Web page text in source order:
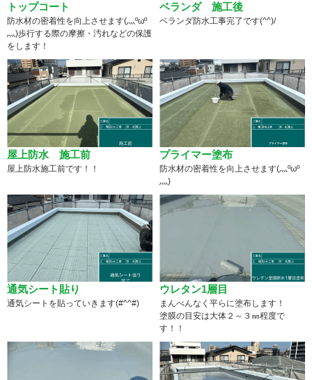
トップコート
防水材の密着性を向上させます(灬ºωº
灬)歩行する際の摩擦・汚れなどの保護
をします！
ベランダ 施工後
ベランダ防水工事完了です(^^)/
屋上防水 施工前
屋上防水施工前です！！
プライマー塗布
防水材の密着性を向上させます(灬ºωº
灬)
通気シート貼り
通気シートを貼っていきます(#^^#)
ウレタン1層目
まんべんなく平らに塗布します！
塗膜の目安は大体２～３㎜程度で
す！！